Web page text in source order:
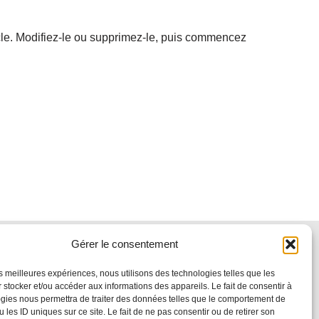
Gérer le consentement
meilleures expériences, nous utilisons des technologies telles que les
stocker et/ou accéder aux informations des appareils. Le fait de consentir à
nous permettra de traiter des données telles que le comportement de
les ID uniques sur ce site. Le fait de ne pas consentir ou de retirer son
Modifiez-le ou supprimez-le, puis commencez
Archives
avril 2025